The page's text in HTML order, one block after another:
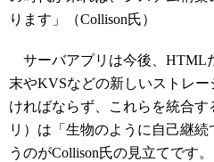
ります」（Collison氏）
サーバアプリは今後、HTML
末やKVSなどの新しいストレ
ければならず、これらを統合す
リ）は「生物のように自己継
うのがCollison氏の見立てです